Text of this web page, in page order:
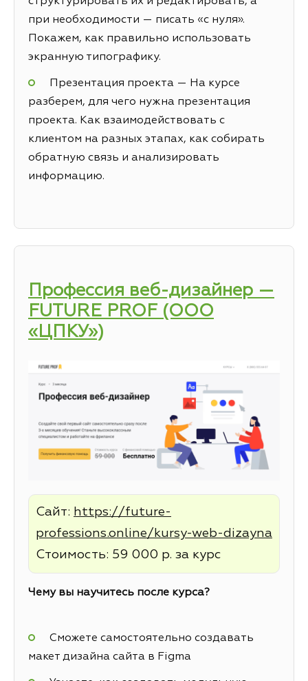
при необходимости — писать «с нуля».
Покажем, как правильно использовать
экранную типографику.
Презентация проекта — На курсе
разберем, для чего нужна презентация
проекта. Как взаимодействовать с
клиентом на разных этапах, как собирать
обратную связь и анализировать
информацию.
Профессия веб-дизайнер —
FUTURE PROF (ООО
«ЦПКУ»)
Сайт: https://future-
professions.online/kursy-web-dizayna
Стоимость: 59 000 р. за курс
Чему вы научитесь после курса?
Сможете самостоятельно создавать
макет дизайна сайта в Figma